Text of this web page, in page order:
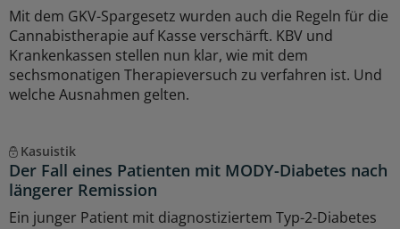
Mit dem GKV-Spargesetz wurden auch die Regeln für die
Cannabistherapie auf Kasse verschärft. KBV und
Krankenkassen stellen nun klar, wie mit dem
sechsmonatigen Therapieversuch zu verfahren ist. Und
welche Ausnahmen gelten.
Kasuistik
Der Fall eines Patienten mit MODY-Diabetes nach
längerer Remission
Ein junger Patient mit diagnostiziertem Typ-2-Diabetes